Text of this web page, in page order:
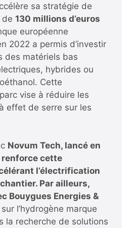
sa stratégie de
de 130 millions d’euros
européenne
2022 a permis d’investir
des matériels bas
hybrides ou
Cette
vise à réduire les
effet de serre sur les
Novum Tech, lancé en
cette
l’électrification
Par ailleurs,
Bouygues Energies &
l’hydrogène marque
la recherche de solutions